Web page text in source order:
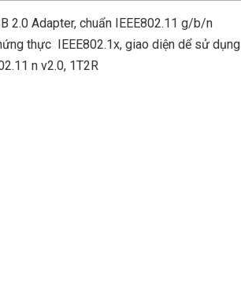
2.0 Adapter, chuẩn IEEE802.11 g/b/n
thực IEEE802.1x, giao diện dể sử dụng
n v2.0, 1T2R